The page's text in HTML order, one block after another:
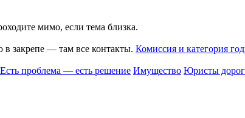
мимо, если тема близка.
в закрепе — там все контакты. Комиссия и категория
Есть проблема — есть решение Имущество Юристы